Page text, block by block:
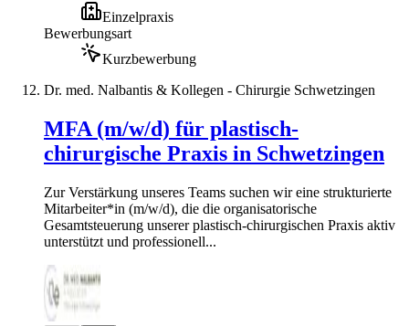
Einzelpraxis
Bewerbungsart
Kurzbewerbung
Dr. med. Nalbantis & Kollegen - Chirurgie Schwetzingen
MFA (m/w/d) für plastisch-
chirurgische Praxis in Schwetzingen
Zur Verstärkung unseres Teams suchen wir eine strukturierte
Mitarbeiter*in (m/w/d), die die organisatorische
Gesamtsteuerung unserer plastisch-chirurgischen Praxis aktiv
unterstützt und professionell...